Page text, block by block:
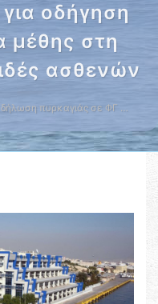
οδήγηση
μέθης στη
ασθενών
πυρκαγιάς σε ΦΓ …